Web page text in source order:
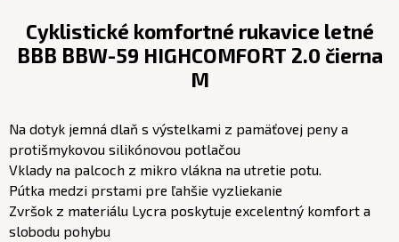
Cyklistické komfortné rukavice letné
BBB BBW-59 HIGHCOMFORT 2.0 čierna
M
Na dotyk jemná dlaň s výstelkami z pamäťovej peny a
protišmykovou silikónovou potlačou
Vklady na palcoch z mikro vlákna na utretie potu.
Pútka medzi prstami pre ľahšie vyzliekanie
Zvršok z materiálu Lycra poskytuje excelentný komfort a
slobodu pohybu